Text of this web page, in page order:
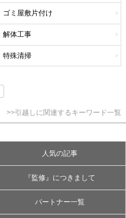
ゴミ屋敷片付け
解体工事
特殊清掃
>>引越しに関連するキーワード一覧
人気の記事
『監修』につきまして
パートナー一覧